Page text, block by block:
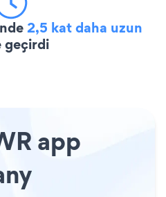
2,5 kat daha uzun
geçirdi
app